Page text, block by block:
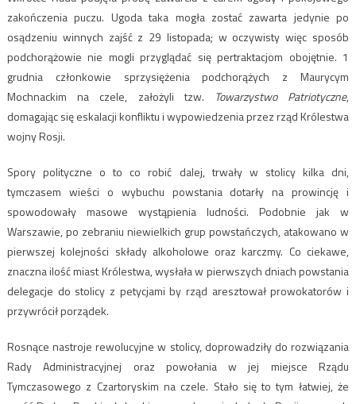
zakończenia puczu. Ugoda taka mogła zostać zawarta jedynie po
osądzeniu winnych zajść z 29 listopada; w oczywisty więc sposób
podchorążowie nie mogli przyglądać się pertraktacjom obojętnie. 1
grudnia członkowie sprzysiężenia podchorążych z Maurycym
Mochnackim na czele, założyli tzw.
Towarzystwo Patriotyczne,
domagając się eskalacji konfliktu i wypowiedzenia przez rząd Królestwa
wojny Rosji.
Spory polityczne o to co robić dalej, trwały w stolicy kilka dni,
tymczasem wieści o wybuchu powstania dotarły na prowincję i
spowodowały masowe wystąpienia ludności. Podobnie jak w
Warszawie, po zebraniu niewielkich grup powstańczych, atakowano w
pierwszej kolejności składy alkoholowe oraz karczmy. Co ciekawe,
znaczna ilość miast Królestwa, wysłała w pierwszych dniach powstania
delegacje do stolicy z petycjami by rząd aresztował prowokatorów i
przywrócił porządek.
Rosnące nastroje rewolucyjne w stolicy, doprowadziły do rozwiązania
Rady Administracyjnej oraz powołania w jej miejsce Rządu
Tymczasowego z Czartoryskim na czele. Stało się to tym łatwiej, że